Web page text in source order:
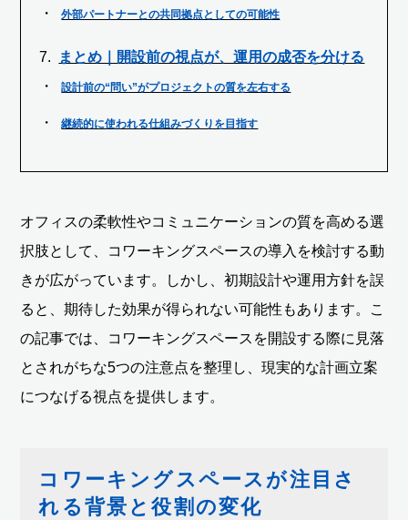
外部パートナーとの共同拠点としての可能性
まとめ｜開設前の視点が、運用の成否を分ける
設計前の“問い”がプロジェクトの質を左右する
継続的に使われる仕組みづくりを目指す
オフィスの柔軟性やコミュニケーションの質を高める選
択肢として、コワーキングスペースの導入を検討する動
きが広がっています。しかし、初期設計や運用方針を誤
ると、期待した効果が得られない可能性もあります。こ
の記事では、コワーキングスペースを開設する際に見落
とされがちな5つの注意点を整理し、現実的な計画立案
につなげる視点を提供します。
コワーキングスペースが注目さ
れる背景と役割の変化